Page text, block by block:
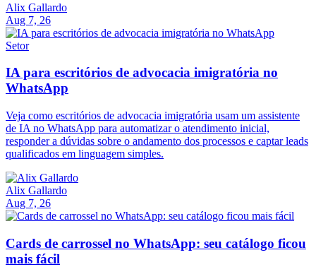
Alix Gallardo
Aug 7, 26
Setor
IA para escritórios de advocacia imigratória no
WhatsApp
Veja como escritórios de advocacia imigratória usam um assistente
de IA no WhatsApp para automatizar o atendimento inicial,
responder a dúvidas sobre o andamento dos processos e captar leads
qualificados em linguagem simples.
Alix Gallardo
Aug 7, 26
Cards de carrossel no WhatsApp: seu catálogo ficou
mais fácil